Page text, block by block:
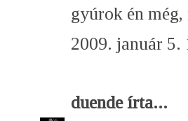
gyúrok én
2009. január 5.
duendeírta...